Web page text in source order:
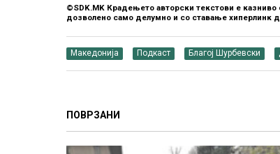
©SDK.MK Крадењето авторски текстови е
дозволено само делумно и со ставање хиперлинк
Македонија Подкаст Благој Шурбевски
ПОВРЗАНИ